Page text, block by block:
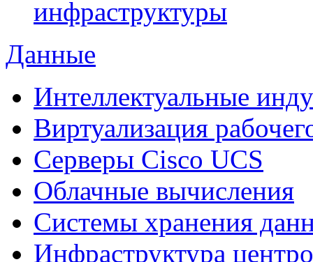
инфраструктуры
Данные
Интеллектуальные
Виртуализация
Cерверы Cisco UCS
Облачные вычисления
Системы хранения
Инфраструктура